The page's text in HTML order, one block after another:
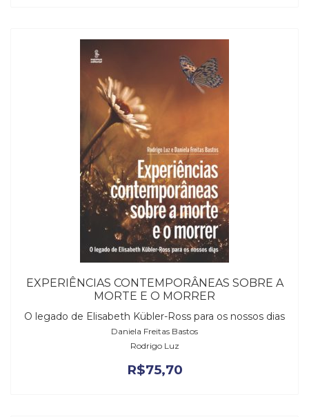
EXPERIÊNCIAS CONTEMPORÂNEAS SOBRE A
MORTE E O MORRER
O legado de Elisabeth Kübler-Ross para os nossos dias
Daniela Freitas Bastos
Rodrigo Luz
R$75,70